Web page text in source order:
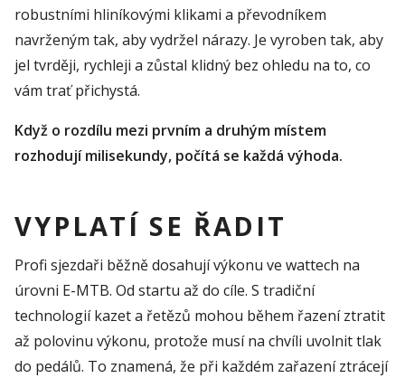
robustními hliníkovými klikami a převodníkem
navrženým tak, aby vydržel nárazy. Je vyroben tak, aby
jel tvrději, rychleji a zůstal klidný bez ohledu na to, co
vám trať přichystá.
Když o rozdílu mezi prvním a druhým místem
rozhodují milisekundy, počítá se každá výhoda.
VYPLATÍ SE ŘADIT
Profi sjezdaři běžně dosahují výkonu ve wattech na
úrovni E-MTB. Od startu až do cíle. S tradiční
technologií kazet a řetězů mohou během řazení ztratit
až polovinu výkonu, protože musí na chvíli uvolnit tlak
do pedálů. To znamená, že při každém zařazení ztrácejí